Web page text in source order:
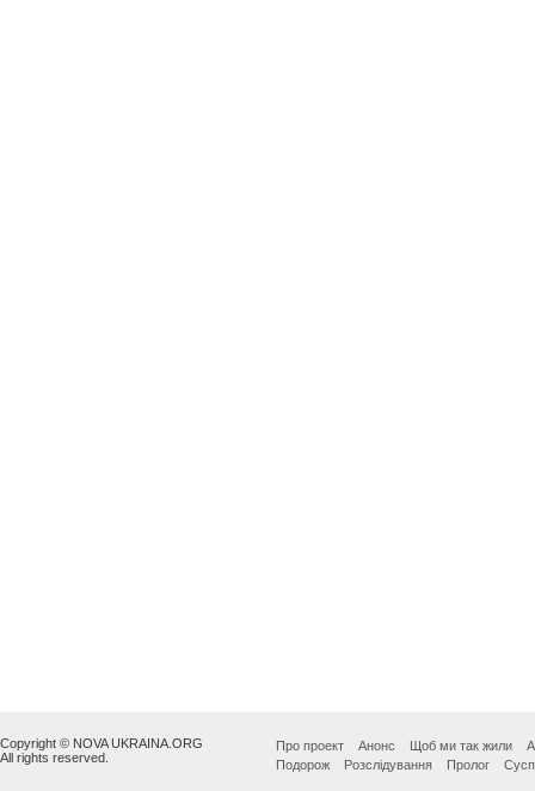
Copyright © NOVA UKRAINA.ORG
All rights reserved.
Про проект Анонс Щоб ми так жили
Подорож
Розслідування Пролог